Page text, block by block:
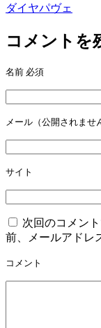
ナ
ビ
ー
シ
ョ
ン
ダイヤパヴェ
コメントを
名前 必須
メール（公開されませ
サイト
次回のコメン
前、メールアドレ
コメント